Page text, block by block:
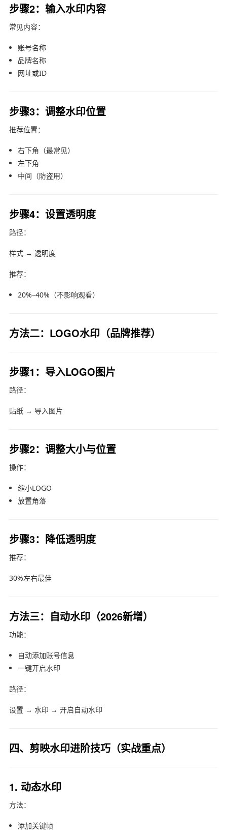
步骤2：输入水印内容
常见内容：
账号名称
品牌名称
网址或ID
步骤3：调整水印位置
推荐位置：
右下角（最常见）
左下角
中间（防盗用）
步骤4：设置透明度
路径：
样式 → 透明度
推荐：
20%–40%（不影响观看）
方法二：LOGO水印（品牌推荐）
步骤1：导入LOGO图片
路径：
贴纸 → 导入图片
步骤2：调整大小与位置
操作：
缩小LOGO
放置角落
步骤3：降低透明度
推荐：
30%左右最佳
方法三：自动水印（2026新增）
功能：
自动添加账号信息
一键开启水印
路径：
设置 → 水印 → 开启自动水印
四、剪映水印进阶技巧（实战重点）
1. 动态水印
方法：
添加关键帧